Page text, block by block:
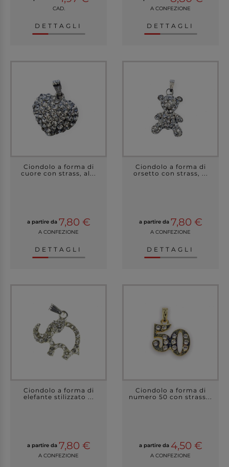
CAD.
DETTAGLI
A CONFEZIONE
DETTAGLI
Ciondolo a forma di
cuore con strass, al...
a partire da 7,80 €
A CONFEZIONE
DETTAGLI
Ciondolo a forma di
orsetto con strass, ...
a partire da 7,80 €
A CONFEZIONE
DETTAGLI
Ciondolo a forma di
elefante stilizzato ...
a partire da 7,80 €
A CONFEZIONE
Ciondolo a forma di
numero 50 con strass...
a partire da 4,50 €
A CONFEZIONE